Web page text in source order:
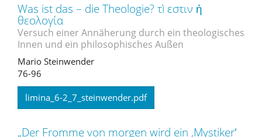
Was ist das – die Theologie? τì εστιν ἡ
θεολογία
Versuch einer Annäherung durch ein theologisches
Innen und ein philosophisches Außen
Mario Steinwender
76-96
limina_6-2_7_steinwender.pdf
„Der Fromme von morgen wird ein ,Mystikerʻ